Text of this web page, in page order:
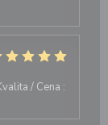
/ Cena :